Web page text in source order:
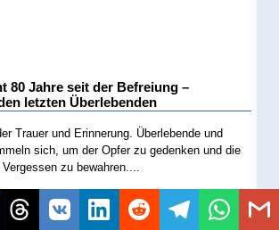
80 Jahre seit der Befreiung –
letzten Überlebenden
Trauer und Erinnerung. Überlebende und
sich, um der Opfer zu gedenken und die
zu bewahren....